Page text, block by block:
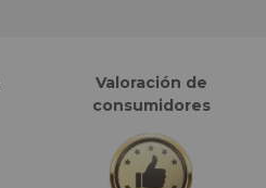
Valoración de
consumidores